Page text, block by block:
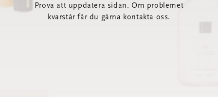
Prova att uppdatera sidan. Om problemet
kvarstår får du gärna kontakta oss.